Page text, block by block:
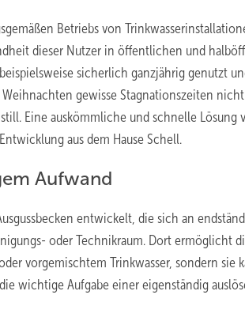
Betriebs von
dieser Nutzer in öffentlichen und
sicherlich ganzjährig genutzt
gewisse Stagnationszeiten
Eine auskömmliche und schnelle Lösung
aus dem Hause Schell.
Aufwand
entwickelt, die sich an
oder Technikraum. Dort ermöglicht
vorgemischtem Trinkwasser, sondern sie
wichtige Aufgabe einer eigenständig